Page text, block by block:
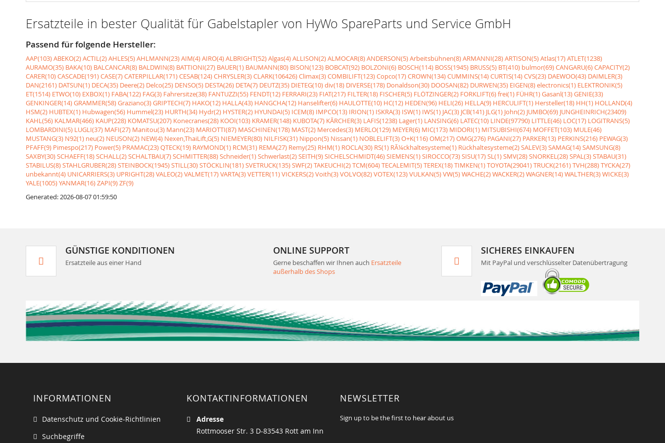
Ersatzteile in bester Qualität für Gabelstapler von HyWo SpareParts und Service GmbH
Passend für folgende Hersteller:
AAP(103)ABEKO(2)ACTIL(2)AHLES(5)AHLMANN(23)AIM(4)AIRO(4)ALBRIGHT(52)Algas(4)ALLISON(2)ALMOCAR(8)ANDERSON(5)Arbeitsbühnen(8)ARMANNI(28)ARTISON(5)Atlas(17)ATLET(1238)
AURAMO(35) BAKA(10) BALCANCAR(8) BALDWIN(8) BATTIONI(27) BAUER(1) BAUMANN(80) BISON(123) BOBCAT(92) BOLZONI(6) BOSCH(114) BOSS(1945) BRUSS(5) BT(410) bulmor(69)CANGARU(6)CAPACITY(2)
CARER(10)CASCADE(191)CASE(7)CATERPILLAR(171)CESAB(124)CHRYSLER(3)CLARK(106426)Climax(3)COMBILIFT(123)Copco(17)CROWN(134)CUMMINS(14)CURTIS(14)CVS(23) DAEWOO(43) DAIMLER(3)
DAN(2161) DATSUN(1) DECA(35) Deere(2) Delco(25) DENSO(5) DESTA(26) DETA(7) DEUTZ(35) DIETEG(10)div(18) DIVERSE(178) Donaldson(30) DOOSAN(82) DURWEN(35) EIGEN(8)electronics(1) ELEKTRONIK(5)
ET(1514) ETWO(10) EXBOX(1) FABA(122) FAG(3) Fahrersitze(38) FANTUZZI(55) FENDT(12) FERRARI(23) FIAT(217) FILTER(18) FISCHER(5) FLÖTZINGER(2) FORKLIFT(6)frei(1) FÜHR(1)Gasanl(13)GENIE(33)
GENKINGER(14)GRAMMER(58)Graziano(3)GRIPTECH(7) HAKO(12) HALLA(43) HANGCHA(12) Hanselifter(6) HAULOTTE(10) HC(12) HEDEN(96) HELI(26) HELLA(9) HERCULIFT(1) Hersteller(18) HH(1) HOLLAND(4)
HSM(2) HUBTEX(1) Hubwagen(56) Hummel(23) HURTH(34) Hydr(2) HYSTER(2) HYUNDAI(5) ICEM(8) IMPCO(13) IRION(1) ISKRA(3) ISW(1) IWS(1) JAC(3) JCB(141) JLG(1) John(2) JUMBO(69) JUNGHEINRICH(23409)
KAHL(56) KALMAR(466) KAUP(228) KOMATSU(207) Konecranes(28) KOOI(103) KRAMER(148) KUBOTA(7) KÃRCHER(3) LAFIS(1238) Lager(1) LANSING(6) LATEC(10) LINDE(97790) LITTLE(46) LOC(17) LOGITRANS(5)
LOMBARDINI(5) LUGLI(37) MAFI(27) Manitou(3) Mann(23) MARIOTTI(87) MASCHINEN(178) MAST(2) Mercedes(3) MERLO(129) MEYER(6) MIC(173) MIDORI(1) MITSUBISHI(674) MOFFET(103) MULE(46)
MUSTANG(3) N92(1) neu(2) NEUSON(2) NEW(4) Nexen,ThaiLift,G(5) NIEMEYER(80) NILFISK(31) Nippon(5) Nissan(1) NOBLELIFT(3)O+K(116)OM(217)OMG(276) PAGANI(27) PARKER(13) PERKINS(216) PEWAG(3)
PFAFF(9) Pimespo(217) Power(5) PRAMAC(23)QTECK(19) RAYMOND(1) RCM(31) REMA(27) Remy(25) RHM(1) ROCLA(30) RS(1) RÃ¼ckhaltesysteme(1) Rückhaltesysteme(2)SALEV(3)SAMAG(14)SAMSUNG(8)
SAXBY(30)SCHAEFF(18)SCHALL(2)SCHALTBAU(7)SCHMITTER(88)Schneider(1)Schwerlast(2)SEITH(9)SICHELSCHMIDT(46)SIEMENS(1)SIROCCO(73)SISU(17)SL(1)SMV(28)SNORKEL(28)SPAL(3)STABAU(31)
STABILUS(8)STAHLGRUBER(28)STEINBOCK(1945)STILL(30)STÖCKLIN(181)SVETRUCK(135)SWF(2)TAKEUCHI(2)TCM(604)TECALEMIT(5)TEREX(18)TIMKEN(1)TOYOTA(29041)TRUCK(2161)TVH(288)TYCKA(27)
unbekannt(4) UNICARRIERS(3) UPRIGHT(28)VALEO(2)VALMET(17)VARTA(3)VETTER(11)VICKERS(2)Voith(3)VOLVO(82)VOTEX(123)VULKAN(5)VW(5)WACHE(2)WACKER(2)WAGNER(14)WALTHER(3)WICKE(3)
YALE(1005)YANMAR(16)ZAPI(9)ZF(9)
Generated: 2026-08-07 01:59:50
GÜNSTIGE KONDITIONEN
Ersatzteile aus einer Hand
ONLINE SUPPORT
Gerne beschaffen wir Ihnen auch Ersatzteile
außerhalb des Shops
SICHERES EINKAUFEN
Mit PayPal und verschlüsselter Datenübertragung
INFORMATIONEN
Datenschutz und Cookie-Richtlinien
Suchbegriffe
KONTAKTINFORMATIONEN
Adresse
Rottmooser Str. 3 D-83543 Rott am Inn
NEWSLETTER
Sign up to be the first to hear about us